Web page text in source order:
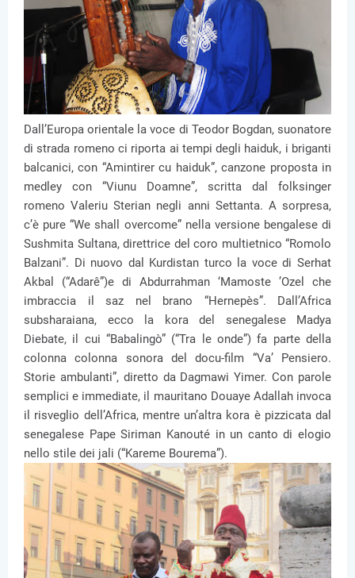
Dall’Europa orientale la voce di Teodor Bogdan, suonatore
di strada romeno ci riporta ai tempi degli haiduk, i briganti
balcanici, con “Amintirer cu haiduk”, canzone proposta in
medley con “Viunu Doamne”, scritta dal folksinger
romeno Valeriu Sterian negli anni Settanta. A sorpresa,
c’è pure “We shall overcome” nella versione bengalese di
Sushmita Sultana, direttrice del coro multietnico “Romolo
Balzani”. Di nuovo dal Kurdistan turco la voce di Serhat
Akbal (“Adarê”)e di Abdurrahman ‘Mamoste ’Ozel che
imbraccia il saz nel brano “Hernepès”. Dall’Africa
subsharaiana, ecco la kora del senegalese Madya
Diebate, il cui “Babalingò” (“Tra le onde”) fa parte della
colonna colonna sonora del docu-film “Va’ Pensiero.
Storie ambulanti”, diretto da Dagmawi Yimer. Con parole
semplici e immediate, il mauritano Douaye Adallah invoca
il risveglio dell’Africa, mentre un’altra kora è pizzicata dal
senegalese Pape Siriman Kanouté in un canto di elogio
nello stile dei jali (“Kareme Bourema”).